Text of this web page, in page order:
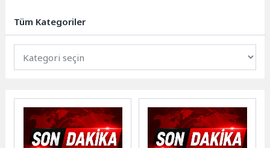
Programı kapsamında, çok...
Tüm Kategoriler